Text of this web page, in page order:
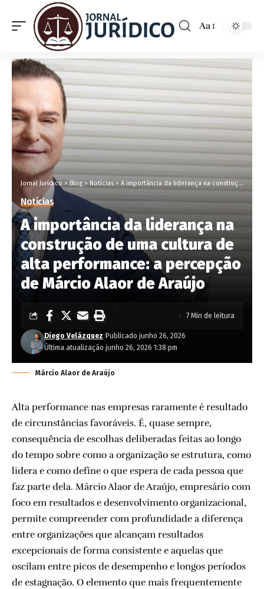
Aa
Jornal Jurídico > Blog > Notícias > A importância da liderança na construção de uma cultura de alta performance: a percepção de Márcio Alaor de Araújo
Notícias
A importância da liderança na
construção de uma cultura de
alta performance: a percepção
de Márcio Alaor de Araújo
Última atualização junho 26, 2026 1:38 pm
Diego Velázquez Publicado junho 26, 2026
7 Min de leitura
Márcio Alaor de Araújo
Alta performance nas empresas raramente é resultado
de circunstâncias favoráveis. É, quase sempre,
consequência de escolhas deliberadas feitas ao longo
do tempo sobre como a organização se estrutura, como
lidera e como define o que espera de cada pessoa que
faz parte dela. Márcio Alaor de Araújo, empresário com
foco em resultados e desenvolvimento organizacional,
permite compreender com profundidade a diferença
entre organizações que alcançam resultados
excepcionais de forma consistente e aquelas que
oscilam entre picos de desempenho e longos períodos
de estagnação. O elemento que mais frequentemente